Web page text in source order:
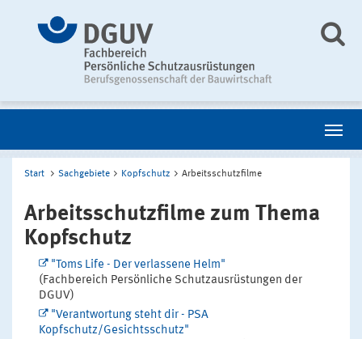
Start Sachgebiete Kopfschutz Arbeitsschutzfilme
Arbeitsschutzfilme zum Thema
Kopfschutz
"Toms Life - Der verlassene Helm"
(Fachbereich Persönliche Schutzausrüstungen der
DGUV)
"Verantwortung steht dir - PSA
Kopfschutz/Gesichtsschutz"